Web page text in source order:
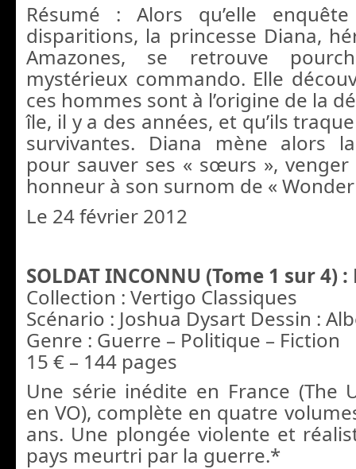
Résumé : Alors qu’elle
disparitions, la princesse Diana,
Amazones, se retrouve
mystérieux commando. Elle
ces hommes sont à l’origine de la
île, il y a des années, et qu’ils
survivantes. Diana mène alors
pour sauver ses « sœurs »,
honneur à son surnom de «
Le 24 février 2012
SOLDAT INCONNU (Tome 1 sur 4) :
Collection : Vertigo Classiques
Scénario : Joshua Dysart Dessin :
Genre : Guerre – Politique – Fiction
15 € – 144 pages
Une série inédite en France (The
en VO), complète en quatre
ans. Une plongée violente et
pays meurtri par la guerre.*